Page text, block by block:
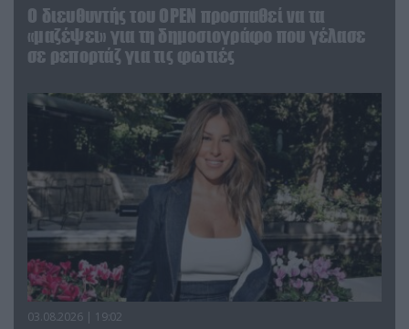
O διευθυντής του OPEN προσπαθεί να τα
«μαζέψει» για τη δημοσιογράφο που γέλασε
σε ρεπορτάζ για τις φωτιές
03.08.2026 | 19:02